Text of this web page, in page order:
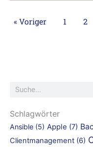
« Voriger 1 2
Suche
Schlagwörter
Ansible (5) Apple (7)
Clientmanagement (6)